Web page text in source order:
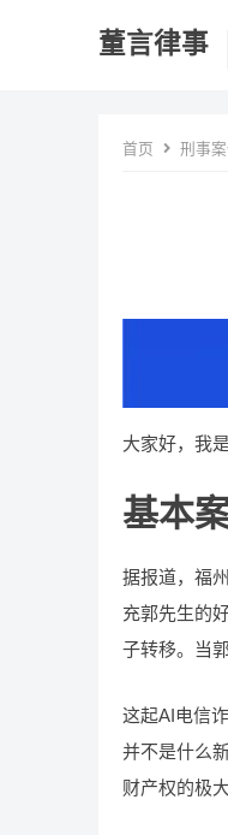
董言律事
首页 刑事
大家好，我
基本
据报道，福
充郭先生的
子转移。当
这起AI电信
并不是什么
财产权的极